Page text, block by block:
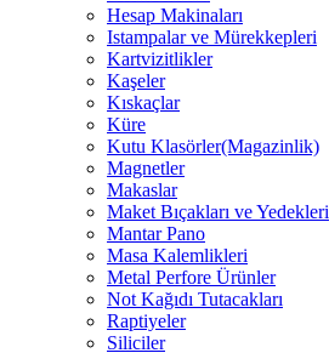
Hesap Makinaları
Istampalar ve Mürekkepleri
Kartvizitlikler
Kaşeler
Kıskaçlar
Küre
Kutu Klasörler(Magazinlik)
Magnetler
Makaslar
Maket Bıçakları ve Yedekleri
Mantar Pano
Masa Kalemlikleri
Metal Perfore Ürünler
Not Kağıdı Tutacakları
Raptiyeler
Siliciler